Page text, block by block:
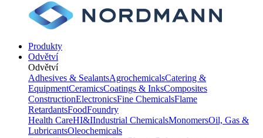
Produkty
Odvětví
Odvětví
Adhesives & SealantsAgrochemicalsCatering &
EquipmentCeramicsCoatings & InksComposites
ConstructionElectronicsFine ChemicalsFlame
RetardantsFoodFoundry
Health CareHI&IIndustrial ChemicalsMonomersOil, Gas &
LubricantsOleochemicals